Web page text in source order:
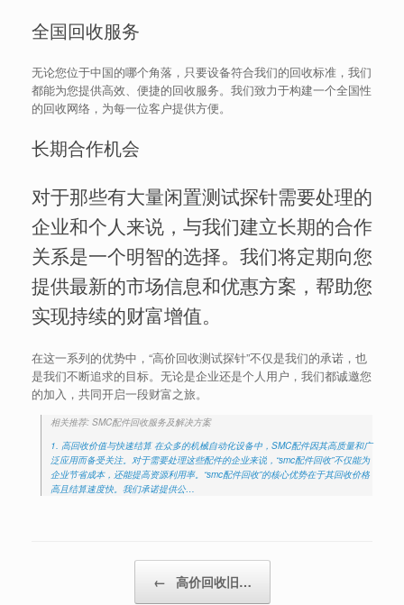
全国回收服务
无论您位于中国的哪个角落，只要设备符合我们的回收标准，我们
都能为您提供高效、便捷的回收服务。我们致力于构建一个全国性
的回收网络，为每一位客户提供方便。
长期合作机会
对于那些有大量闲置测试探针需要处理的
企业和个人来说，与我们建立长期的合作
关系是一个明智的选择。我们将定期向您
提供最新的市场信息和优惠方案，帮助您
实现持续的财富增值。
在这一系列的优势中，“高价回收测试探针”不仅是我们的承诺，也
是我们不断追求的目标。无论是企业还是个人用户，我们都诚邀您
的加入，共同开启一段财富之旅。
相关推荐: SMC配件回收服务及解决方案
1. 高回收价值与快速结算 在众多的机械自动化设备中，SMC配件因其高质量和广
泛应用而备受关注。对于需要处理这些配件的企业来说，“smc配件回收”不仅能为
企业节省成本，还能提高资源利用率。“smc配件回收”的核心优势在于其回收价格
高且结算速度快。我们承诺提供公…
← 高价回收旧…